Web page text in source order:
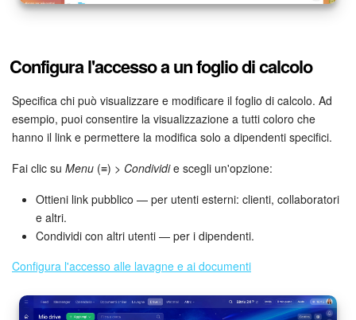
Flussi di lavoro
Marketing
Gestione inventario
Telefonia
Mio profilo
Enterprise
Configura l'accesso a un foglio di calcolo
Specifica chi può visualizzare e modificare il foglio di calcolo. Ad
esempio, puoi consentire la visualizzazione a tutti coloro che
hanno il link e permettere la modifica solo a dipendenti specifici.
Fai clic su Menu (≡) > Condividie scegli un'opzione:
Ottieni link pubblico — per utenti esterni: clienti, collaboratori
e altri.
Condividi con altri utenti — per i dipendenti.
Configura l'accesso alle lavagne e ai documenti